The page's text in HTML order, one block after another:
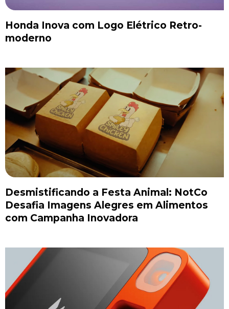
Honda Inova com Logo Elétrico Retro-
moderno
Desmistificando a Festa Animal: NotCo
Desafia Imagens Alegres em Alimentos
com Campanha Inovadora